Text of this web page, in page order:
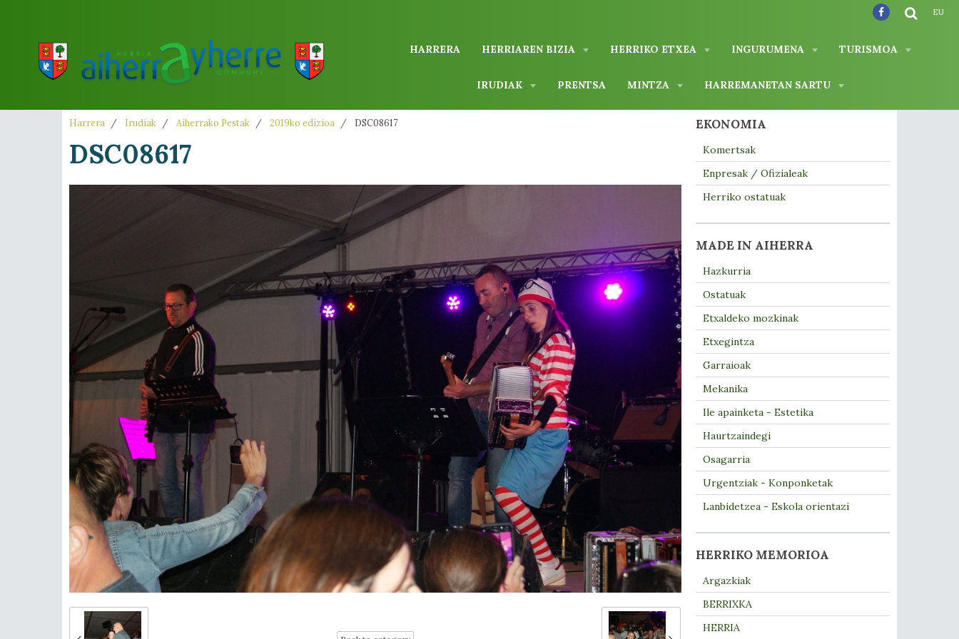
HARRERA HERRIAREN BIZIA HERRIKO ETXEA INGURUMENA TURISMOA
IRUDIAK PRENTSA MINTZA HARREMANETAN SARTU
EU
Harrera Irudiak Aiherrako Pestak 2019ko edizioa DSC08617
DSC08617
EKONOMIA
Komertsak
Enpresak / Ofizialeak
Herriko ostatuak
MADE IN AIHERRA
Hazkurria
Ostatuak
Etxaldeko mozkinak
Etxegintza
Garraioak
Mekanika
Ile apainketa - Estetika
Haurtzaindegi
Osagarria
Urgentziak - Konponketak
Lanbidetzea - Eskola orientazi
HERRIKO MEMORIOA
Argazkiak
BERRIXKA
HERRIA